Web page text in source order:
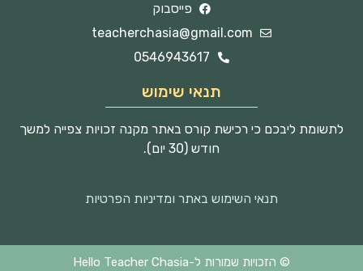
פייסבוק
teacherchasia@gmail.com
0546943617
תנאי שימוש
לתשומת ליבכם כי רכישת קורס באתר מקנה זכויות צפייה למשך
חודש (30 יום).
תנאי השימוש באתר ומדיניות הפרטיות
© הזכויות שמורות ל-Hello Teacher Chasia